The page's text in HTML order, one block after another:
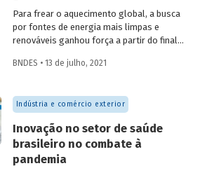
Para frear o aquecimento global, a busca
por fontes de energia mais limpas e
renováveis ganhou força a partir do final
mundial de redução das emissões de CO
energética segue crescendo, o gás
natural desponta como combustível
capaz de apoiar a transição para a
economia de baixo carbono, aproveitando
a infraestrutura já existente com menor
impacto ambiental do que outros
BNDES • 13 de julho, 2021
Indústria e comércio exterior
Inovação no setor de saúde
brasileiro no combate à
pandemia